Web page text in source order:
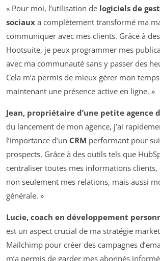
« Pour moi, l’utilisation de logiciels de
sociaux a complètement transformé ma
communiquer avec mes clients. Grâce à
Hootsuite, je peux programmer mes
avec ma communauté sans y passer des
Cela m’a permis de mieux gérer mon
maintenant une présence active en ligne. »
Jean, propriétaire d’une petite agence
du lancement de mon agence, j’ai
l’importance d’un CRM performant pour
prospects. Grâce à des outils tels que
centraliser toutes mes informations
non seulement mes relations, mais aussi
générale. »
Lucie, coach en développement
est un aspect crucial de ma stratégie
Mailchimp pour créer des campagnes
m’a permis de garder mes abonnés